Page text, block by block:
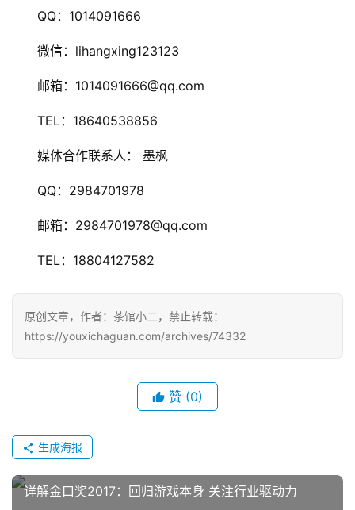
日
游
接
会
上
站
中
国
)
QQ：1014091666
微信：lihangxing123123
邮箱：1014091666@qq.com
TEL：18640538856
媒体合作联系人： 墨枫
QQ：2984701978
邮箱：2984701978@qq.com
TEL：18804127582
原创文章，作者：茶馆小二，禁止转载：
https://youxichaguan.com/archives/74332
赞 (0)
生成海报
详解金口奖2017：回归游戏本身 关注行业驱动力